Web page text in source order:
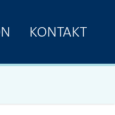
KONTAKT